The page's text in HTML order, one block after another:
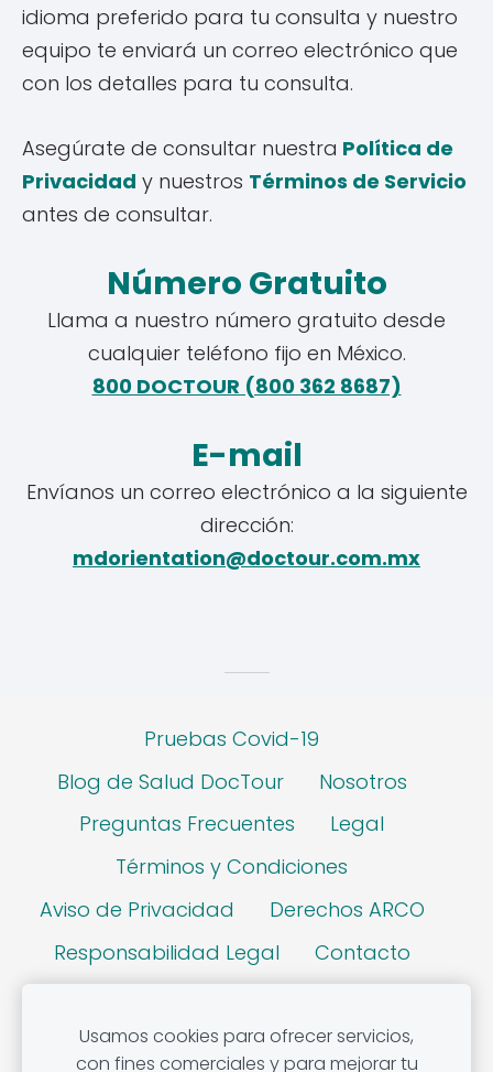
idioma preferido para tu consulta y nuestro
equipo te enviará un correo electrónico que
con los detalles para tu consulta.
Asegúrate de consultar nuestra Política de
Privacidad y nuestros Términos de Servicio
antes de consultar.
Número Gratuito
Llama a nuestro número gratuito desde
cualquier teléfono fijo en México.
800 DOCTOUR (800 362 8687)
E-mail
Envíanos un correo electrónico a la siguiente
dirección:
mdorientation@doctour.com.mx
Pruebas Covid-19
Blog de Salud DocTour
Nosotros
Preguntas Frecuentes
Legal
Términos y Condiciones
Aviso de Privacidad
Derechos ARCO
Responsabilidad Legal
Contacto
Usamos cookies para ofrecer servicios,
con fines comerciales y para mejorar tu